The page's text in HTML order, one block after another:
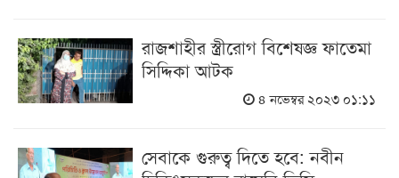
রাজশাহীর স্ত্রীরোগ বিশেষজ্ঞ ফাতেমা
সিদ্দিকা আটক
৪ নভেম্বর ২০২৩ ০১:১১
সেবাকে গুরুত্ব দিতে হবে: নবীন